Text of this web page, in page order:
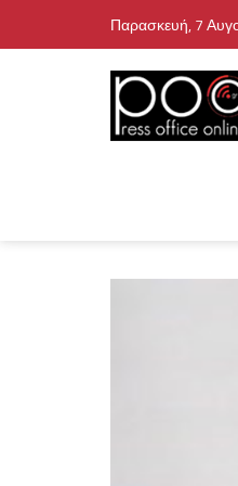
Παρασκευή, 7